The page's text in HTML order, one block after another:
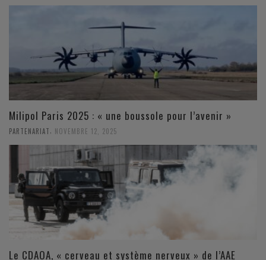
Milipol Paris 2025 : « une boussole pour l’avenir »
PARTENARIAT, NOVEMBRE 12, 2025
Le CDAOA, « cerveau et système nerveux » de l’AAE